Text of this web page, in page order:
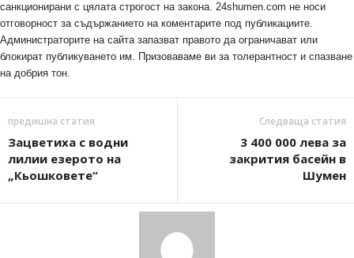
санкционирани с цялата строгост на закона. 24shumen.com не носи
отговорност за съдържанието на коментарите под публикациите.
Администраторите на сайта запазват правото да ограничават или
блокират публикуването им. Призоваваме ви за толерантност и спазване
на добрия тон.
предишна статия
Зацветиха с водни
лилии езерото на
„Кьошковете“
Следваща статия
3 400 000 лева за
закрития басейн в
Шумен